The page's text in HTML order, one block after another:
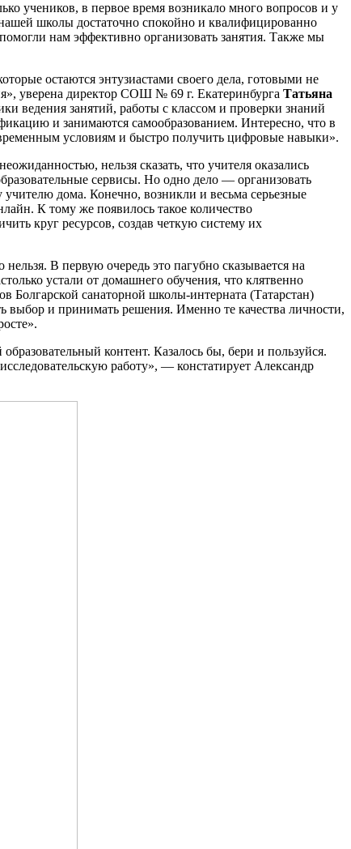
учеников, в первое время возникало много вопросов и у
школы достаточно спокойно и квалифицированно
нам эффективно организовать занятия. Также мы
остаются энтузиастами своего дела, готовыми не
уверена директор СОШ № 69 г. Екатеринбурга Татьяна
ведения занятий, работы с классом и проверки знаний
и занимаются самообразованием. Интересно, что в
условиям и быстро получить цифровые навыки».
нельзя сказать, что учителя оказались
сервисы. Но одно дело — организовать
учителю дома. Конечно, возникли и весьма серьезные
К тому же появилось такое количество
круг ресурсов, создав четкую систему их
В первую очередь это пагубно сказывается на
устали от домашнего обучения, что клятвенно
Болгарской санаторной школы-интерната (Татарстан)
выбор и принимать решения. Именно те качества личности,
контент. Казалось бы, бери и пользуйся.
работу», — констатирует Александр